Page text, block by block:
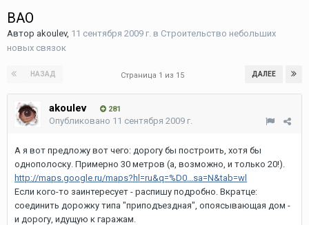
ВАО
Автор akoulev, 11 сентября 2009 г. в Строительство небольших
новых связок
НАЗАД ДАЛЕЕ
Страница 1 из 15
akoulev 281
Опубликовано 11 сентября 2009 г.
А я вот предложу вот чего: дорогу бы построить, хотя бы
однополоску. Примерно 30 метров (а, возможно, и только 20!).
http://maps.google.ru/maps?hl=ru&q=%D0...sa=N&tab=wl
Если кого-то заинтересует - распишу подробно. Вкратце:
соединить дорожку типа "приподъездная", опоясывающая дом -
и дорогу, идущую к гаражам.